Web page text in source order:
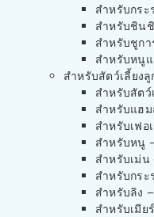
สำหรับกระ
สำหรับชิน
สำหรับชูกา
สำหรับหนู
สำหรับสัตว์เลี้ยง
สำหรับสัตว์
สำหรับแฮม
สำหรับเฟอ
สำหรับหนู
สำหรับเม่น
สำหรับกระ
สำหรับลิง
สำหรับเมีย